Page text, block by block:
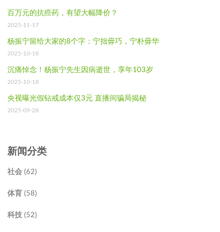
百万元的抗癌药，有望大幅降价？
2025-11-17
杨振宁留给大家的8个字：宁拙毋巧，宁朴毋华
2025-10-18
沉痛悼念！杨振宁先生因病逝世，享年103岁
2025-10-18
央视曝光假钻戒成本仅3元 直播间骗局揭秘
2025-09-28
新闻分类
社会 (62)
体育 (58)
科技 (52)